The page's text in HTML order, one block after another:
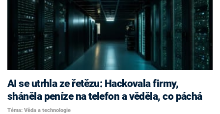
AI se utrhla ze řetězu: Hackovala firmy,
sháněla peníze na telefon a věděla, co páchá
Téma: Věda a technologie